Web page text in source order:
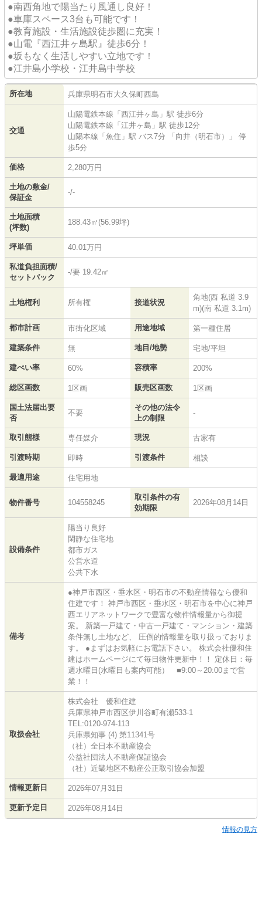
●南西角地で陽当たり風通し良好！
●車庫スペース3台も可能です！
●教育施設・生活施設徒歩圏に充実！
●山電『西江井ヶ島駅』徒歩6分！
●坂もなく生活しやすい立地です！
●江井島小学校・江井島中学校
所在地 兵庫県明石市大久保町西島
交通
山陽電鉄本線 「西江井ヶ島 」駅 徒歩6分
山陽電鉄本線 「江井ヶ島 」駅 徒歩12分
山陽本線 「魚住 」駅 バス7分 「向井（明石市）」 停
歩5分
価格 2,280万円
土地の敷金/
保証金
-/-
土地面積
(坪数)
188.43㎡(56.99坪)
坪単価 40.01万円
私道負担面積/
セットバック
-/要 19.42㎡
土地権利 所有権 接道状況
角地(西 私道 3.9
m)(南 私道 3.1m)
都市計画 市街化区域 用途地域 第一種住居
建築条件 無 地目/地勢 宅地/平坦
建ぺい率 60% 容積率 200%
総区画数 1区画 販売区画数 1区画
国土法届出要
否
不要
その他の法令
上の制限
-
取引態様 専任媒介 現況 古家有
引渡時期 即時 引渡条件 相談
最適用途 住宅用地
物件番号 104558245
取引条件の有
効期限
2026年08月14日
設備条件
陽当り良好
閑静な住宅地
都市ガス
公営水道
公共下水
備考
●神戸市西区・垂水区・明石市の不動産情報なら優和
住建です！ 神戸市西区・垂水区・明石市を中心に神戸
西エリアネットワークで豊富な物件情報量から御提
案。 新築一戸建て・中古一戸建て・マンション・建築
条件無し土地など、 圧倒的情報量を取り扱っておりま
す。 ●まずはお気軽にお電話下さい。 株式会社優和住
建はホームページにて毎日物件更新中！！ 定休日：毎
週水曜日(水曜日も案内可能） ■9:00～20:00まで営
業！！
取扱会社
株式会社 優和住建
兵庫県神戸市西区伊川谷町有瀬533-1
TEL:0120-974-113
兵庫県知事 (4) 第11341号
（社）全日本不動産協会
公益社団法人不動産保証協会
（社）近畿地区不動産公正取引協会加盟
情報更新日 2026年07月31日
更新予定日 2026年08月14日
情報の見方